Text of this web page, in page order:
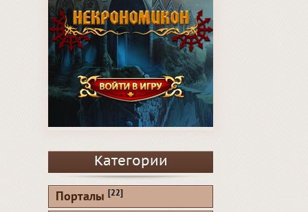
Категории
Порталы [22]